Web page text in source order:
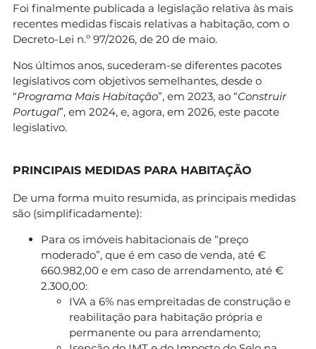
Foi finalmente publicada a legislação relativa às mais
recentes medidas fiscais relativas a habitação, com o
Decreto-Lei n.º 97/2026, de 20 de maio.
Nos últimos anos, sucederam-se diferentes pacotes
legislativos com objetivos semelhantes, desde o
“Programa Mais Habitação”, em 2023, ao “Construir
Portugal”, em 2024, e, agora, em 2026, este pacote
legislativo.
PRINCIPAIS MEDIDAS PARA HABITAÇÃO
De uma forma muito resumida, as principais medidas
são (simplificadamente):
Para os imóveis habitacionais de “preço
moderado”, que é em caso de venda, até €
660.982,00 e em caso de arrendamento, até €
2.300,00:
IVA a 6% nas empreitadas de construção e
reabilitação para habitação própria e
permanente ou para arrendamento;